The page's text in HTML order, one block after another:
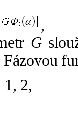
,
G
Fázovou
1, 2,